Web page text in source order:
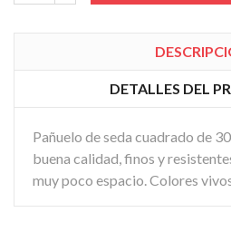
DETALLES DEL
Pañuelo de seda cuadrado de
buena calidad, finos y
muy poco espacio. Colores